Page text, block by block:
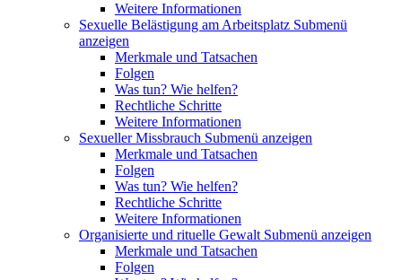
Weitere Informationen
Sexuelle Belästigung am Arbeitsplatz Submenü
anzeigen
Merkmale und Tatsachen
Folgen
Was tun? Wie helfen?
Rechtliche Schritte
Weitere Informationen
Sexueller Missbrauch Submenü anzeigen
Merkmale und Tatsachen
Folgen
Was tun? Wie helfen?
Rechtliche Schritte
Weitere Informationen
Organisierte und rituelle Gewalt Submenü anzeigen
Merkmale und Tatsachen
Folgen